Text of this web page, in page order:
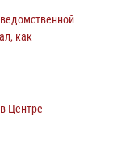
дебош
проведения
как
Центре